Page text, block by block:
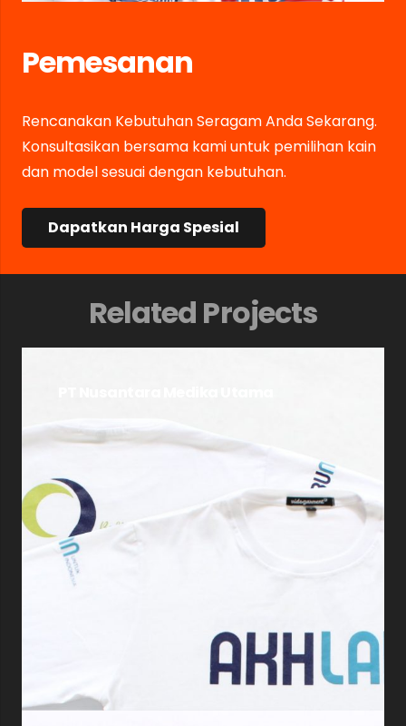
Pemesanan
Rencanakan Kebutuhan Seragam Anda Sekarang.
Konsultasikan bersama kami untuk pemilihan kain
dan model sesuai dengan kebutuhan.
Dapatkan Harga Spesial
Related Projects